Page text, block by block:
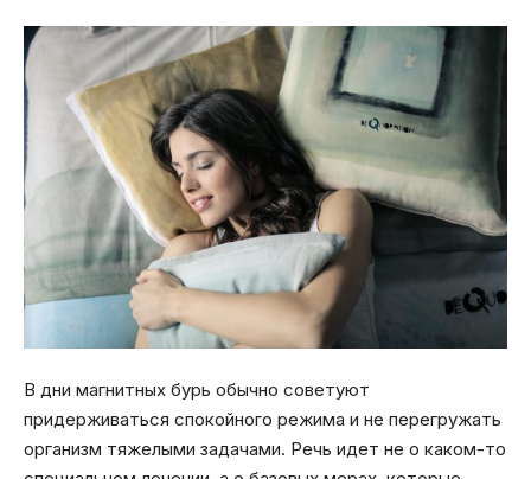
В дни магнитных бурь обычно советуют
придерживаться спокойного режима и не перегружать
организм тяжелыми задачами. Речь идет не о каком-то